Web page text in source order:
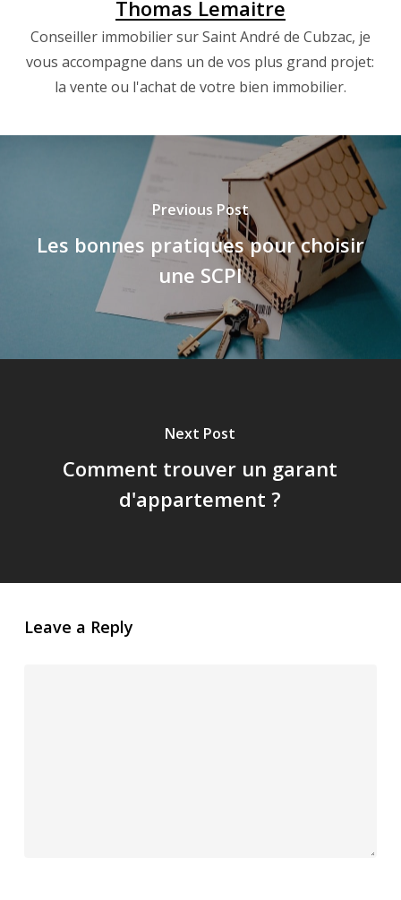
Thomas Lemaitre
Conseiller immobilier sur Saint André de Cubzac, je
vous accompagne dans un de vos plus grand projet:
la vente ou l'achat de votre bien immobilier.
Previous Post
Les bonnes pratiques pour choisir
une SCPI
Next Post
Comment trouver un garant
d'appartement ?
Leave a Reply